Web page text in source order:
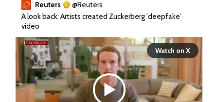
Reuters @Reuters
A look back: Artists created Zuckerberg 'deepfake'
video
Watch on X